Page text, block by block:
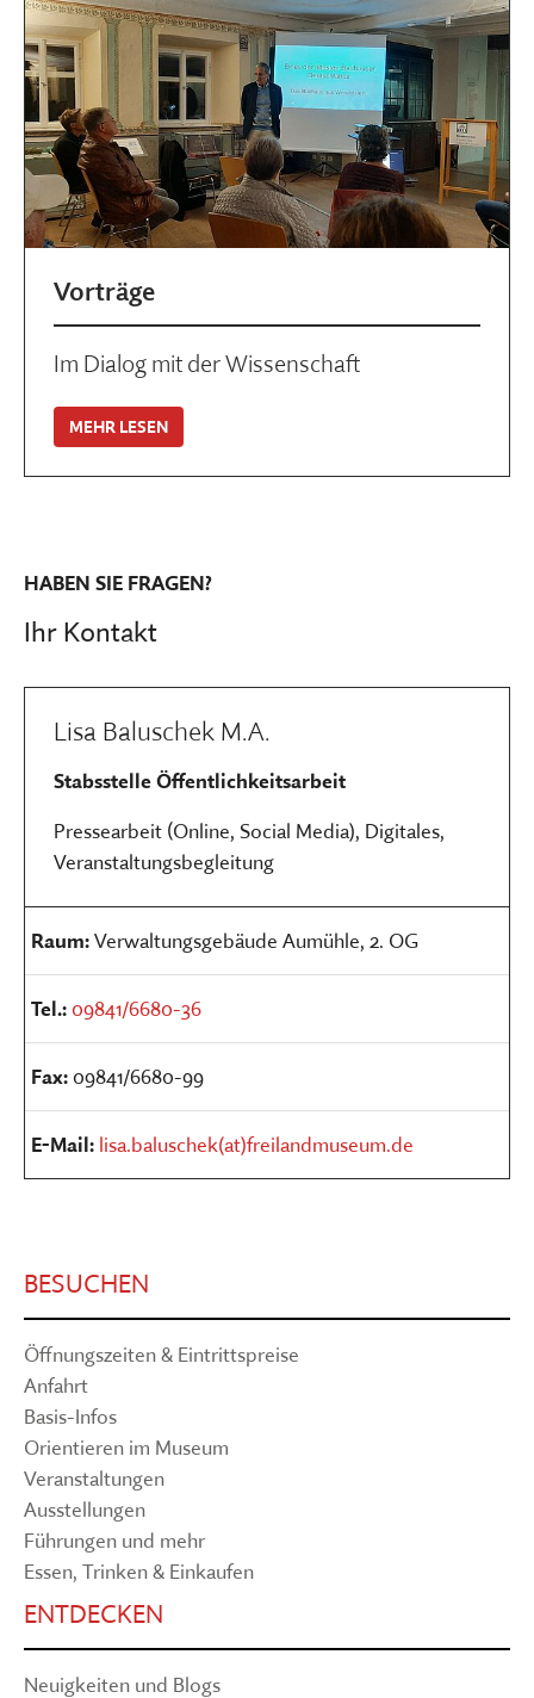
Vorträge
Im Dialog mit der Wissenschaft
MEHR LESEN
Ihr Kontakt
HABEN SIE FRAGEN?
Lisa Baluschek M.A.
Stabsstelle Öffentlichkeitsarbeit
Pressearbeit (Online, Social Media), Digitales,
Veranstaltungsbegleitung
Raum:Verwaltungsgebäude Aumühle, 2. OG
Tel.:09841/6680-36
Fax:09841/6680-99
E-Mail: lisa.baluschek(at)freilandmuseum.de
BESUCHEN
Öffnungszeiten & Eintrittspreise
Anfahrt
Basis-Infos
Orientieren im Museum
Veranstaltungen
Ausstellungen
Führungen und mehr
Essen, Trinken & Einkaufen
ENTDECKEN
Neuigkeiten und Blogs